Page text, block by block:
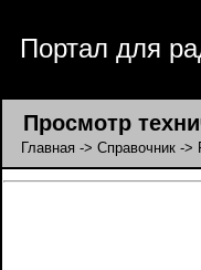
Портал для
Просмотр
Главная -> Справочник ->